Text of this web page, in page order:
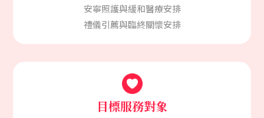
安寧照護與緩和醫療安排
禮儀引薦與臨終關懷安排
目標服務對象